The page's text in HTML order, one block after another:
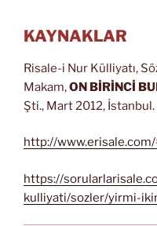
KAYNAKLAR
Risale-i Nur Külliyatı,
Makam,ON BİRİNCİ
Şti., Mart 2012, İstanbul.
http://
https://
kulliyati/sozler/yirmi-